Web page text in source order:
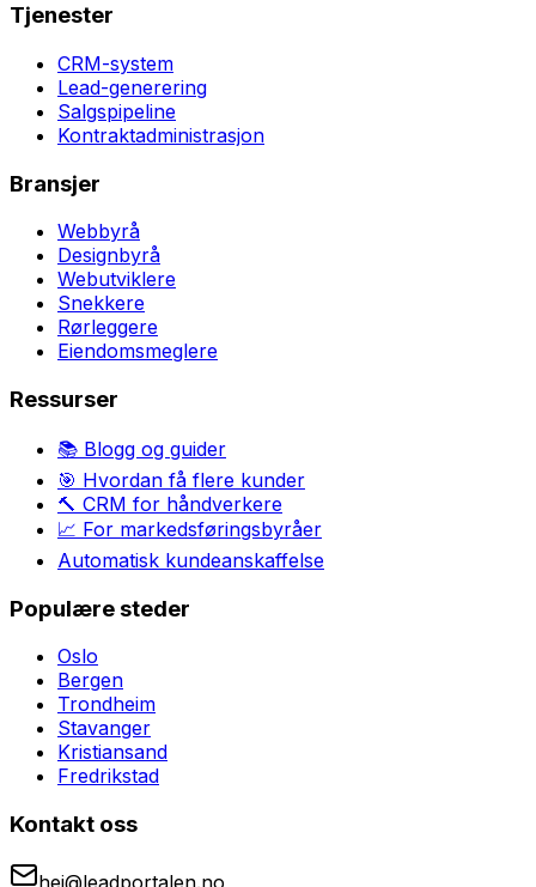
Tjenester
CRM-system
Lead-generering
Salgspipeline
Kontraktadministrasjon
Bransjer
Webbyrå
Designbyrå
Webutviklere
Snekkere
Rørleggere
Eiendomsmeglere
Ressurser
📚 Blogg og guider
🎯 Hvordan få flere kunder
🔨 CRM for håndverkere
📈 For markedsføringsbyråer
Automatisk kundeanskaffelse
Populære steder
Oslo
Bergen
Trondheim
Stavanger
Kristiansand
Fredrikstad
Kontakt oss
hei@leadportalen.no